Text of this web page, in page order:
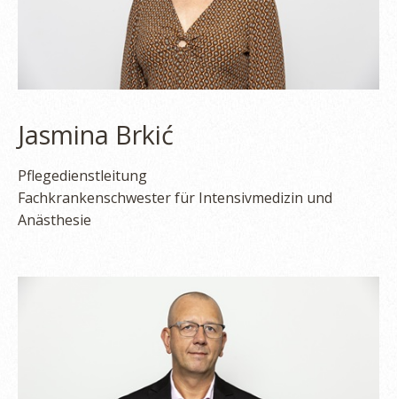
Jasmina Brkić
Pflegedienstleitung
Fachkrankenschwester für Intensivmedizin und
Anästhesie